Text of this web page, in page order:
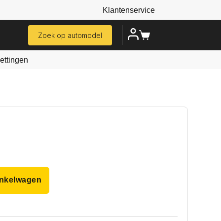
Klantenservice
Zoek op automodel